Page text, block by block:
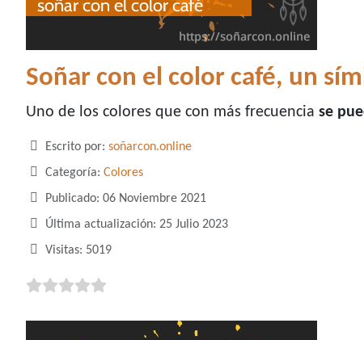
Soñar con el color café, un
Uno de los colores que con más frecuencia se
Detalles
Escrito por: soñarcon.online
Categoría: Colores
Publicado: 06 Noviembre 2021
Última actualización: 25 Julio 2023
Visitas: 5019